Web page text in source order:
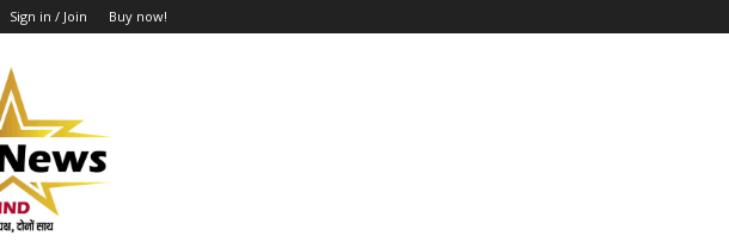
Sign in / Join Buy now!